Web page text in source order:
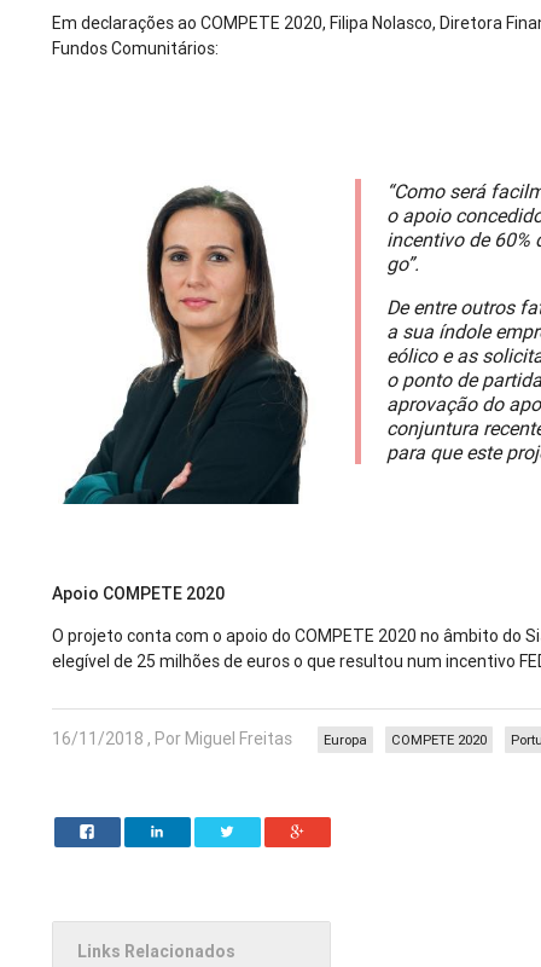
Em declarações ao COMPETE 2020, Filipa Nolasco, Diretora
Fundos Comunitários:
“Como será
o apoio
incentivo de 60%
go”.
De entre outros
a sua índole
eólico e as
o ponto de
aprovação do
conjuntura
para que este
Apoio COMPETE 2020
O projeto conta com o apoio do COMPETE 2020 no âmbito
elegível de 25 milhões de euros o que resultou num incentivo
16/11/2018 , Por Miguel Freitas COMPETE 2020
Europa
Links Relacionados